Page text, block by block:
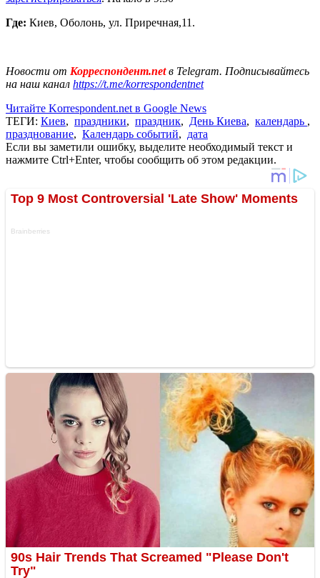
Где: Киев, Оболонь, ул. Приречная,11.
Новости от Корреспондент.netв Telegram. Подписывайтесь
на наш канал https://t.me/korrespondentnet
Читайте Korrespondent.net в Google News
ТЕГИ: Киев, праздники, праздник, День Киева, календарь ,
празднование, Календарь событий, дата
Если вы заметили ошибку, выделите необходимый текст и
нажмите Ctrl+Enter, чтобы сообщить об этом редакции.